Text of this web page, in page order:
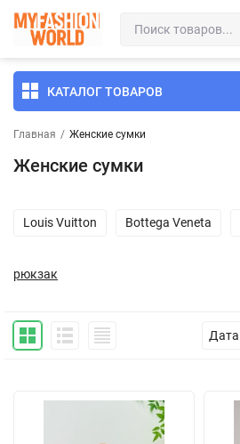
КАТАЛОГ ТОВАРОВ
Главная / Женские сумки
Женские сумки
Louis Vuitton Bottega Veneta
рюкзак